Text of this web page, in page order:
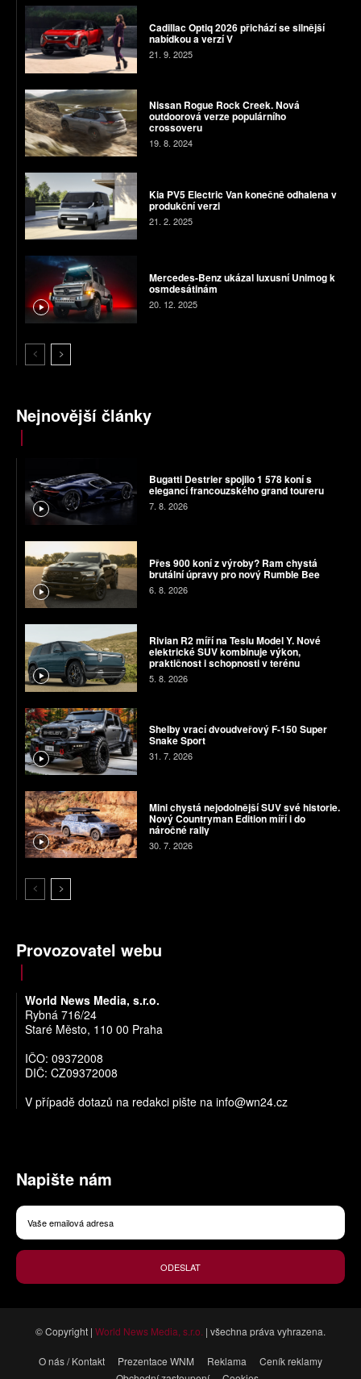
Cadillac Optiq 2026 přichází se silnější
nabídkou a verzí V
21. 9. 2025
Nissan Rogue Rock Creek. Nová
outdoorová verze populárního
crossoveru
19. 8. 2024
Kia PV5 Electric Van konečně odhalena v
produkční verzi
21. 2. 2025
Mercedes-Benz ukázal luxusní Unimog k
osmdesátinám
20. 12. 2025
Nejnovější články
Bugatti Destrier spojilo 1 578 koní s
elegancí francouzského grand toureru
7. 8. 2026
Přes 900 koní z výroby? Ram chystá
brutální úpravy pro nový Rumble Bee
6. 8. 2026
Rivian R2 míří na Teslu Model Y. Nové
elektrické SUV kombinuje výkon,
praktičnost i schopnosti v terénu
5. 8. 2026
Shelby vrací dvoudveřový F-150 Super
Snake Sport
31. 7. 2026
Mini chystá nejodolnější SUV své historie.
Nový Countryman Edition míří i do
náročné rally
30. 7. 2026
Provozovatel webu
World News Media, s.r.o.
Rybná 716/24
Staré Město, 110 00 Praha
IČO: 09372008
DIČ: CZ09372008
V případě dotazů na redakci pište na info@wn24.cz
Napište nám
ODESLAT
© Copyright | World News Media, s.r.o. | všechna práva vyhrazena.
O nás / Kontakt Prezentace WNM Reklama
Ceník reklamy